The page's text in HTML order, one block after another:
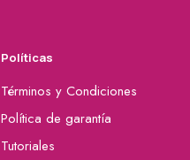
Políticas
Términos y Condiciones
Política de garantía
Tutoriales